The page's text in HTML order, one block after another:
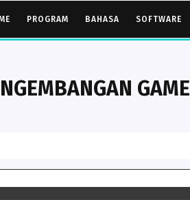
PROGRAM BAHASA SOFTWARE
GAME